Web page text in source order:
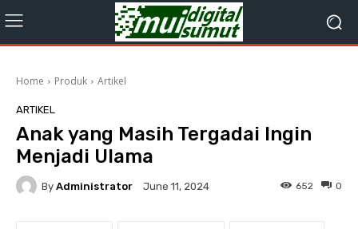
Home Produk Artikel
ARTIKEL
Anak yang Masih Tergadai Ingin
Menjadi Ulama
By Administrator June 11, 2024 0
652